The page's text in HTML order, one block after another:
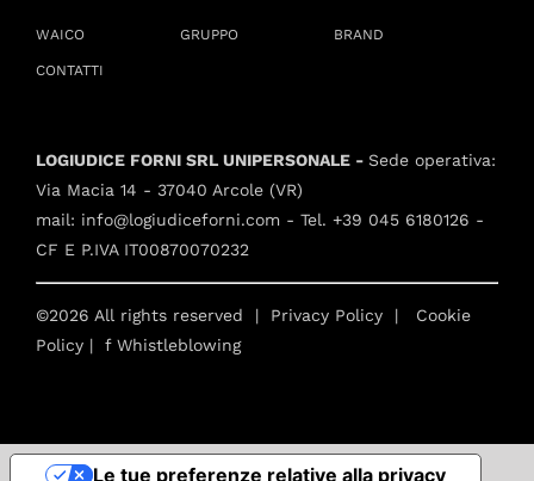
WAICO GRUPPO BRAND
CONTATTI
LOGIUDICE FORNI SRL UNIPERSONALE - Sede operativa:
Via Macia 14 - 37040 Arcole (VR)
mail: info@logiudiceforni.com - Tel. +39 045 6180126 -
CF E P.IVA IT00870070232
©2026 All rights reserved | Privacy Policy | Cookie
Policy | f Whistleblowing
Le tue preferenze relative alla privacy